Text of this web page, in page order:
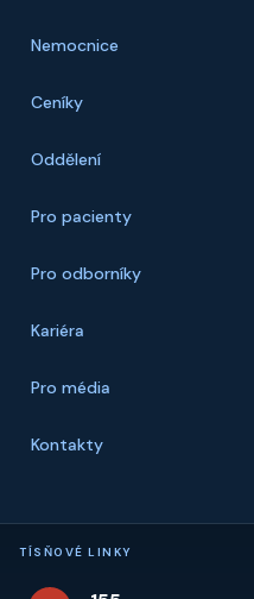
Nemocnice
Ceníky
Oddělení
Pro pacienty
Pro odborníky
Kariéra
Pro média
Kontakty
TÍSŇOVÉ LINKY